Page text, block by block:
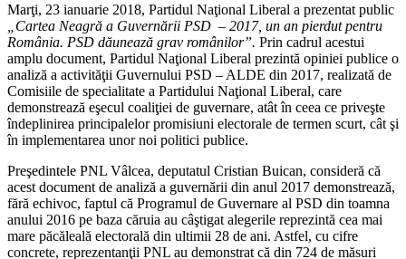
Marţi, 23 ianuarie 2018, Partidul Naţional Liberal a prezentat public
„Cartea Neagră a Guvernării PSD – 2017, un an pierdut pentru
România. PSD dăunează grav românilor”. Prin cadrul acestui
amplu document, Partidul Naţional Liberal prezintă opiniei publice o
analiză a activităţii Guvernului PSD – ALDE din 2017, realizată de
Comisiile de specialitate a Partidului Naţional Liberal, care
demonstrează eşecul coaliţiei de guvernare, atât în ceea ce priveşte
îndeplinirea principalelor promisiuni electorale de termen scurt, cât şi
în implementarea unor noi politici publice.
Preşedintele PNL Vâlcea, deputatul Cristian Buican, consideră că
acest document de analiză a guvernării din anul 2017 demonstrează,
fără echivoc, faptul că Programul de Guvernare al PSD din toamna
anului 2016 pe baza căruia au câştigat alegerile reprezintă cea mai
mare păcăleală electorală din ultimii 28 de ani. Astfel, cu cifre
concrete, reprezentanţii PNL au demonstrat că din 724 de măsuri